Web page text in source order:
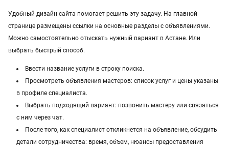
Удобный дизайн сайта помогает решить эту задачу. На главной
странице размещены ссылки на основные разделы с объявлениями.
Можно самостоятельно отыскать нужный вариант в Астане. Или
выбрать быстрый способ.
Ввести название услуги в строку поиска.
Просмотреть объявления мастеров: список услуг и цены указаны
в профиле специалиста.
Выбрать подходящий вариант: позвонить мастеру или связаться
с ним через чат.
После того, как специалист откликнется на объявление, обсудить
детали сотрудничества: время, объем, нюансы предоставления